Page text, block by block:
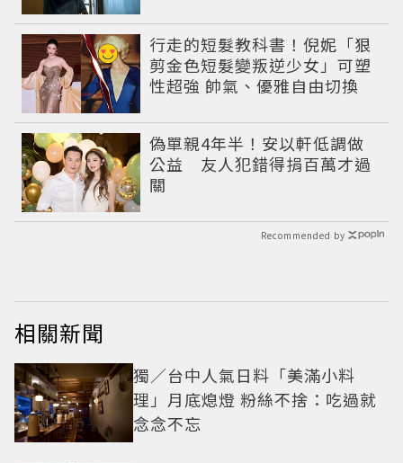
行走的短髮教科書！倪妮「狠
剪金色短髮變叛逆少女」可塑
性超強 帥氣、優雅自由切換
偽單親4年半！安以軒低調做
公益 友人犯錯得捐百萬才過
關
Recommended by
相關新聞
獨／台中人氣日料「美滿小料
理」月底熄燈 粉絲不捨：吃過就
念念不忘